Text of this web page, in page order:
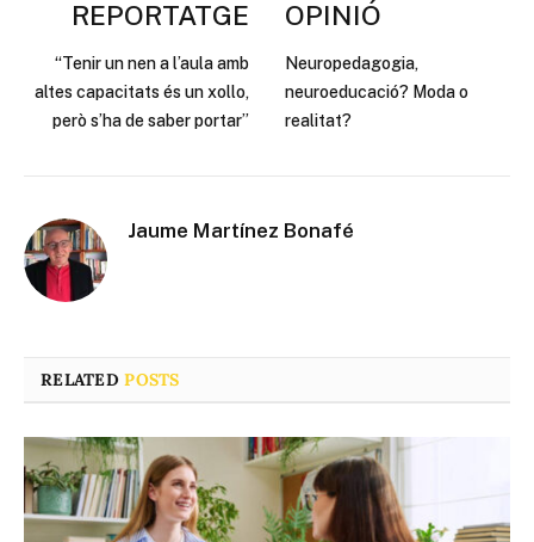
REPORTATGE
“Tenir un nen a l’aula amb
altes capacitats és un xollo,
però s’ha de saber portar”
OPINIÓ
Neuropedagogia,
neuroeducació? Moda o
realitat?
Jaume Martínez Bonafé
RELATEDPOSTS